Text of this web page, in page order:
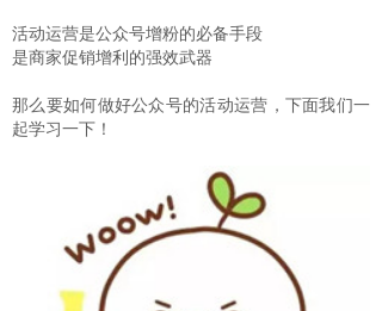
活动运营是公众号增粉的必备手段
是商家促销增利的强效武器
那么要如何做好公众号的活动运营，下面我们一
起学习一下！